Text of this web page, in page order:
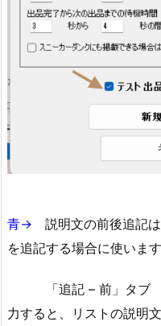
青→ 説明文の前後追記
を追記する場合に使います
「追記 – 前」タブ 「
力すると、リストの説明